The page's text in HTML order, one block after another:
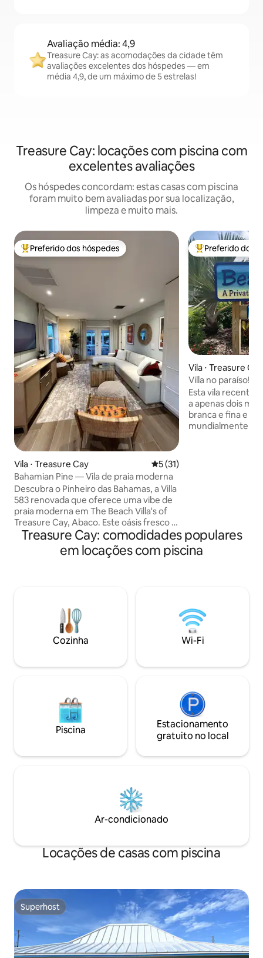
Avaliação média: 4,9
Treasure Cay: as acomodações da cidade têm
avaliações excelentes dos hóspedes — em
média 4,9, de um máximo de 5 estrelas!
Treasure Cay: locações com piscina com
excelentes avaliações
Os hóspedes concordam: estas casas com piscina
foram muito bem avaliadas por sua localização,
limpeza e muito mais.
Entre os melhores preferidos dos hóspedes
Preferido dos hóspedes
Vila ⋅ Treasure Cay 5 de uma avaliação média
5 (31)
Bahamian Pine — Vila de praia moderna
Descubra o Pinheiro das Bahamas, a Villa
583 renovada que oferece uma vibe de
praia moderna em The Beach Villa's of
Treasure Cay, Abaco. Este oásis fresco e
limpo possui móveis de qualidade, uma
cozinha totalmente equipada com
eletrodomésticos de alta qualidade e
perfeito para casais ou famílias
pequenas. Deixe-nos apresentá-lo ao
estilo de vida descontraído e descalço na
praia. Bem-vindo ao paraíso!
Entre os
Preferido dos
Vila ⋅ Treasure Cay
Villa no paraíso! -
dois lugares
Esta vila
a apenas dois
branca e fina e
mundialmente
uma
10% de desconto
Treasure Cay: comodidades populares
em locações com piscina
Cozinha Wi-Fi
Piscina
Estacionamento
gratuito no local
Ar-condicionado
Locações de casas com piscina
Superhost
Superhost